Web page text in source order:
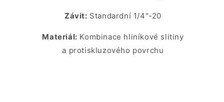
Závit: Standardní 1/4"-20
Materiál: Kombinace hliníkové slitiny
a protiskluzového povrchu